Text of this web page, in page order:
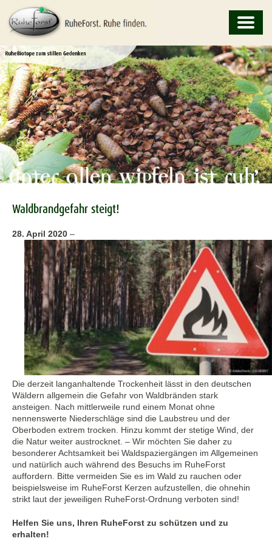
Waldbrandgefahr steigt!
28. April 2020 –
Die derzeit langanhaltende Trockenheit lässt in den deutschen
Wäldern allgemein die Gefahr von Waldbränden stark
ansteigen. Nach mittlerweile rund einem Monat ohne
nennenswerte Niederschläge sind die Laubstreu und der
Oberboden extrem trocken. Hinzu kommt der stetige Wind, der
die Natur weiter austrocknet. – Wir möchten Sie daher zu
besonderer Achtsamkeit bei Waldspaziergängen im Allgemeinen
und natürlich auch während des Besuchs im RuheForst
auffordern. Bitte vermeiden Sie es im Wald zu rauchen oder
beispielsweise im RuheForst Kerzen aufzustellen, die ohnehin
strikt laut der jeweiligen RuheForst-Ordnung verboten sind!
Helfen Sie uns, Ihren RuheForst zu schützen und zu
erhalten!